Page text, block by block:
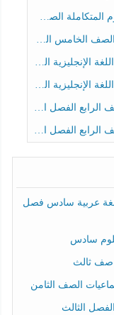
عام الفصل الثالث
الرابع الفصل الثالث
الفصل الثالث
الفصل الثالث
عربية سادس فصل
سادس
صف ثالث
الصف الثامن
الثالث